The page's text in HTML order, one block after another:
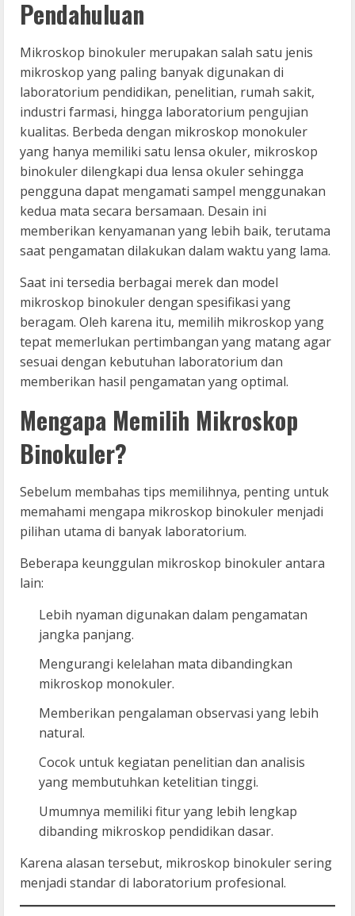
Pendahuluan
Mikroskop binokuler merupakan salah satu jenis
mikroskop yang paling banyak digunakan di
laboratorium pendidikan, penelitian, rumah sakit,
industri farmasi, hingga laboratorium pengujian
kualitas. Berbeda dengan mikroskop monokuler
yang hanya memiliki satu lensa okuler, mikroskop
binokuler dilengkapi dua lensa okuler sehingga
pengguna dapat mengamati sampel menggunakan
kedua mata secara bersamaan. Desain ini
memberikan kenyamanan yang lebih baik, terutama
saat pengamatan dilakukan dalam waktu yang lama.
Saat ini tersedia berbagai merek dan model
mikroskop binokuler dengan spesifikasi yang
beragam. Oleh karena itu, memilih mikroskop yang
tepat memerlukan pertimbangan yang matang agar
sesuai dengan kebutuhan laboratorium dan
memberikan hasil pengamatan yang optimal.
Mengapa Memilih Mikroskop
Binokuler?
Sebelum membahas tips memilihnya, penting untuk
memahami mengapa mikroskop binokuler menjadi
pilihan utama di banyak laboratorium.
Beberapa keunggulan mikroskop binokuler antara
lain:
Lebih nyaman digunakan dalam pengamatan
jangka panjang.
Mengurangi kelelahan mata dibandingkan
mikroskop monokuler.
Memberikan pengalaman observasi yang lebih
natural.
Cocok untuk kegiatan penelitian dan analisis
yang membutuhkan ketelitian tinggi.
Umumnya memiliki fitur yang lebih lengkap
dibanding mikroskop pendidikan dasar.
Karena alasan tersebut, mikroskop binokuler sering
menjadi standar di laboratorium profesional.